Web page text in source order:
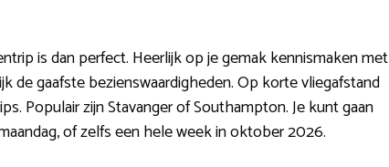
is dan perfect. Heerlijk op je gemak kennismaken met
de gaafste bezienswaardigheden. Op korte vliegafstand
Populair zijn Stavanger of Southampton. Je kunt gaan
of zelfs een hele week in oktober 2026.